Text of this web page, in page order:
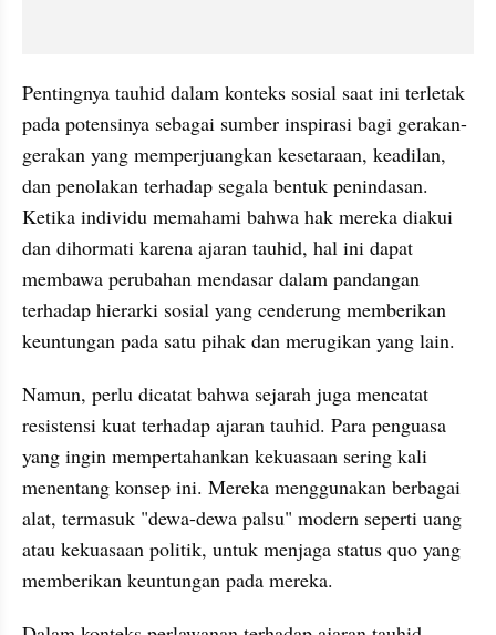
Pentingnya tauhid dalam konteks sosial saat ini terletak
pada potensinya sebagai sumber inspirasi bagi gerakan-
gerakan yang memperjuangkan kesetaraan, keadilan,
dan penolakan terhadap segala bentuk penindasan.
Ketika individu memahami bahwa hak mereka diakui
dan dihormati karena ajaran tauhid, hal ini dapat
membawa perubahan mendasar dalam pandangan
terhadap hierarki sosial yang cenderung memberikan
keuntungan pada satu pihak dan merugikan yang lain.
Namun, perlu dicatat bahwa sejarah juga mencatat
resistensi kuat terhadap ajaran tauhid. Para penguasa
yang ingin mempertahankan kekuasaan sering kali
menentang konsep ini. Mereka menggunakan berbagai
alat, termasuk "dewa-dewa palsu" modern seperti uang
atau kekuasaan politik, untuk menjaga status quo yang
memberikan keuntungan pada mereka.